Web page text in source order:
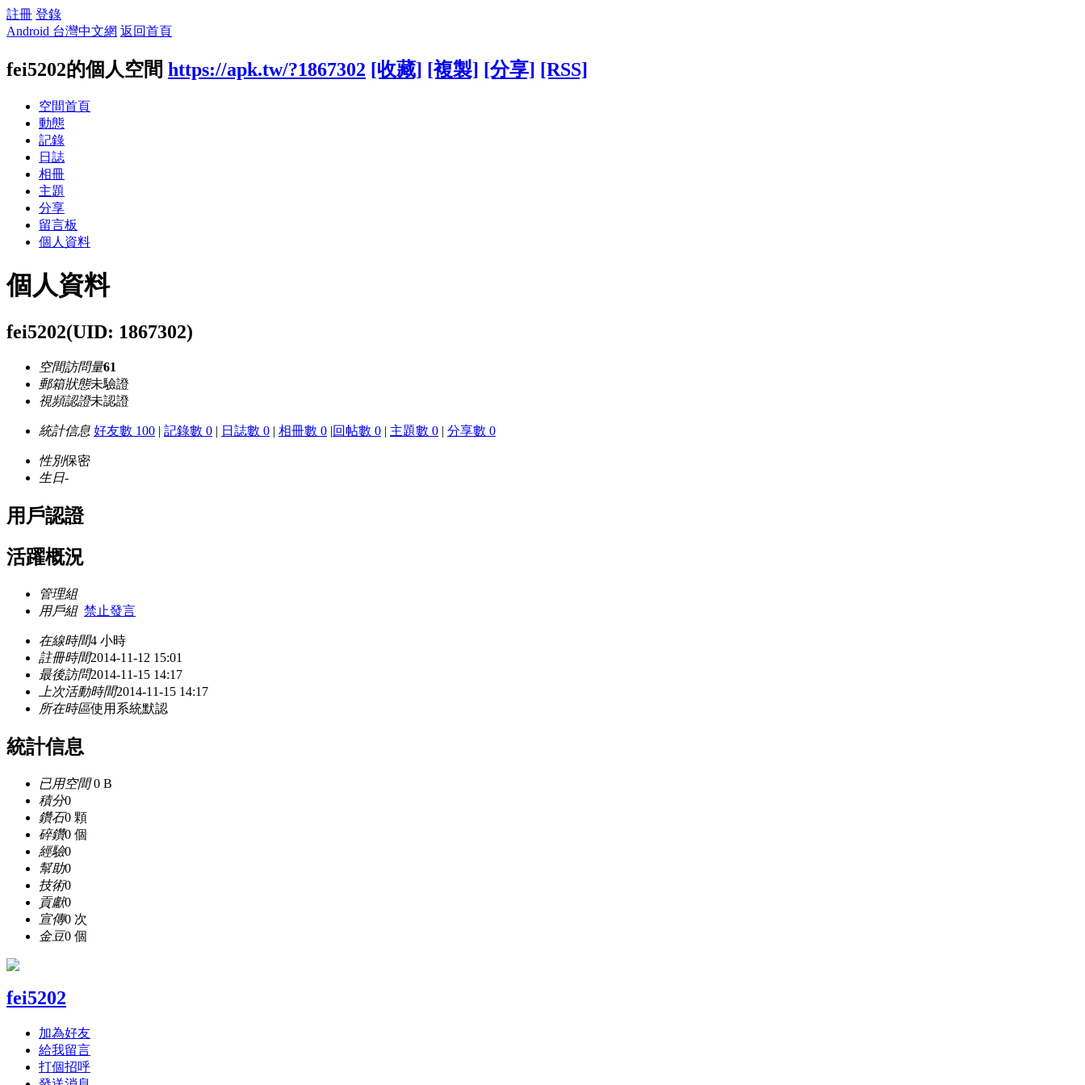
註冊 登錄
Android 台灣中文網 返回首頁
fei5202的個人空間 https://apk.tw/?1867302 [收藏] [複製] [分享] [RSS]
空間首頁
動態
記錄
日誌
相冊
主題
分享
留言板
個人資料
個人資料
fei5202(UID: 1867302)
空間訪問量61
郵箱狀態未驗證
視頻認證未認證
統計信息 好友數 100 | 記錄數 0 | 日誌數 0 | 相冊數 0 |回帖數 0 | 主題數 0 | 分享數 0
性別保密
生日-
用戶認證
活躍概況
管理組
用戶組 禁止發言
在線時間4 小時
註冊時間2014-11-12 15:01
最後訪問2014-11-15 14:17
上次活動時間2014-11-15 14:17
所在時區使用系統默認
統計信息
已用空間0 B
積分0
鑽石0 顆
碎鑽0 個
經驗0
幫助0
技術0
貢獻0
宣傳0 次
金豆0 個
fei5202
加為好友
給我留言
打個招呼